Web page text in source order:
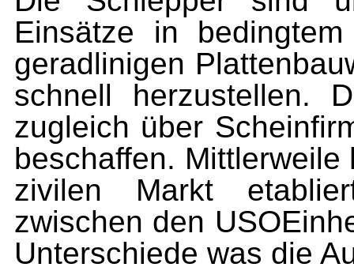
Einsätze in
geradlinigen
schnell herzustellen.
zugleich über
beschaffen.
zivilen Markt
zwischen den
Unterschiede was die